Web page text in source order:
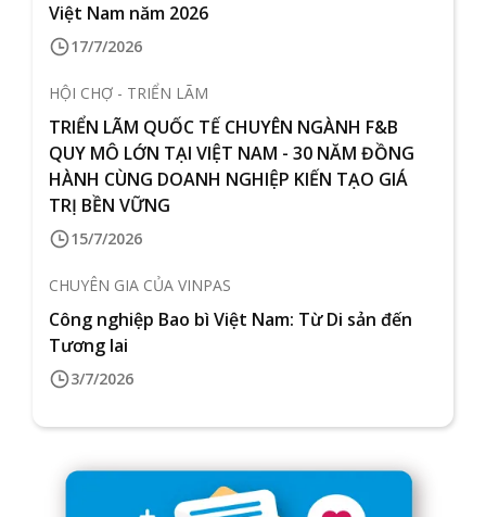
Việt Nam năm 2026
17/7/2026
HỘI CHỢ - TRIỂN LÃM
TRIỂN LÃM QUỐC TẾ CHUYÊN NGÀNH F&B
QUY MÔ LỚN TẠI VIỆT NAM - 30 NĂM ĐỒNG
HÀNH CÙNG DOANH NGHIỆP KIẾN TẠO GIÁ
TRỊ BỀN VỮNG
15/7/2026
CHUYÊN GIA CỦA VINPAS
Công nghiệp Bao bì Việt Nam: Từ Di sản đến
Tương lai
3/7/2026